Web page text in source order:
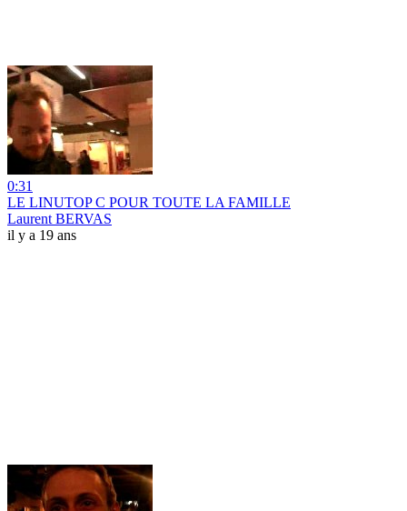
0:31
LE LINUTOP C POUR TOUTE LA FAMILLE
Laurent BERVAS
il y a 19 ans